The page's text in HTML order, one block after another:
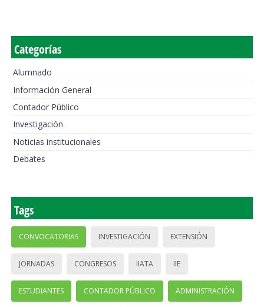
Categorías
Alumnado
Información General
Contador Público
Investigación
Noticias institucionales
Debates
Tags
CONVOCATORIAS INVESTIGACIÓN EXTENSIÓN
JORNADAS CONGRESOS IIATA IIE
ESTUDIANTES CONTADOR PÚBLICO ADMINISTRACIÓN